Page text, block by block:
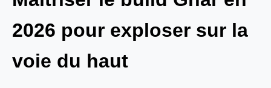
2026 pour exploser sur la
voie du haut